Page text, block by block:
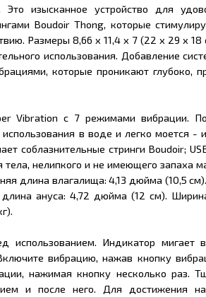
изысканное устройство для
Boudoir Thong, которые
Размеры 8,66 x 11,4 x 7 (22 x 29 x 18
использования. Добавление
которые проникают глубоко,
Vibration с 7 режимами вибрации.
в воде и легко моется -
соблазнительные стринги Boudoir;
нелипкого и не имеющего запаха
длина влагалища: 4,13 дюйма (10,5
ануса: 4,72 дюйма (12 см).
использованием. Индикатор мигает
вибрацию, нажав кнопку
нажимая кнопку несколько раз.
и после него. Для достижения